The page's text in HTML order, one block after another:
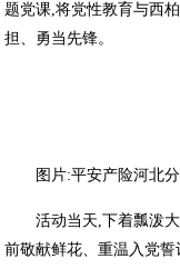
题党课,将党性教育与西
担、勇当先锋。
图片:平安产险河北分
活动当天,下着瓢泼大
前敬献鲜花、重温入党